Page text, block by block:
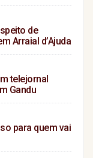
de
Arraial d’Ajuda
telejornal
Gandu
para quem vai